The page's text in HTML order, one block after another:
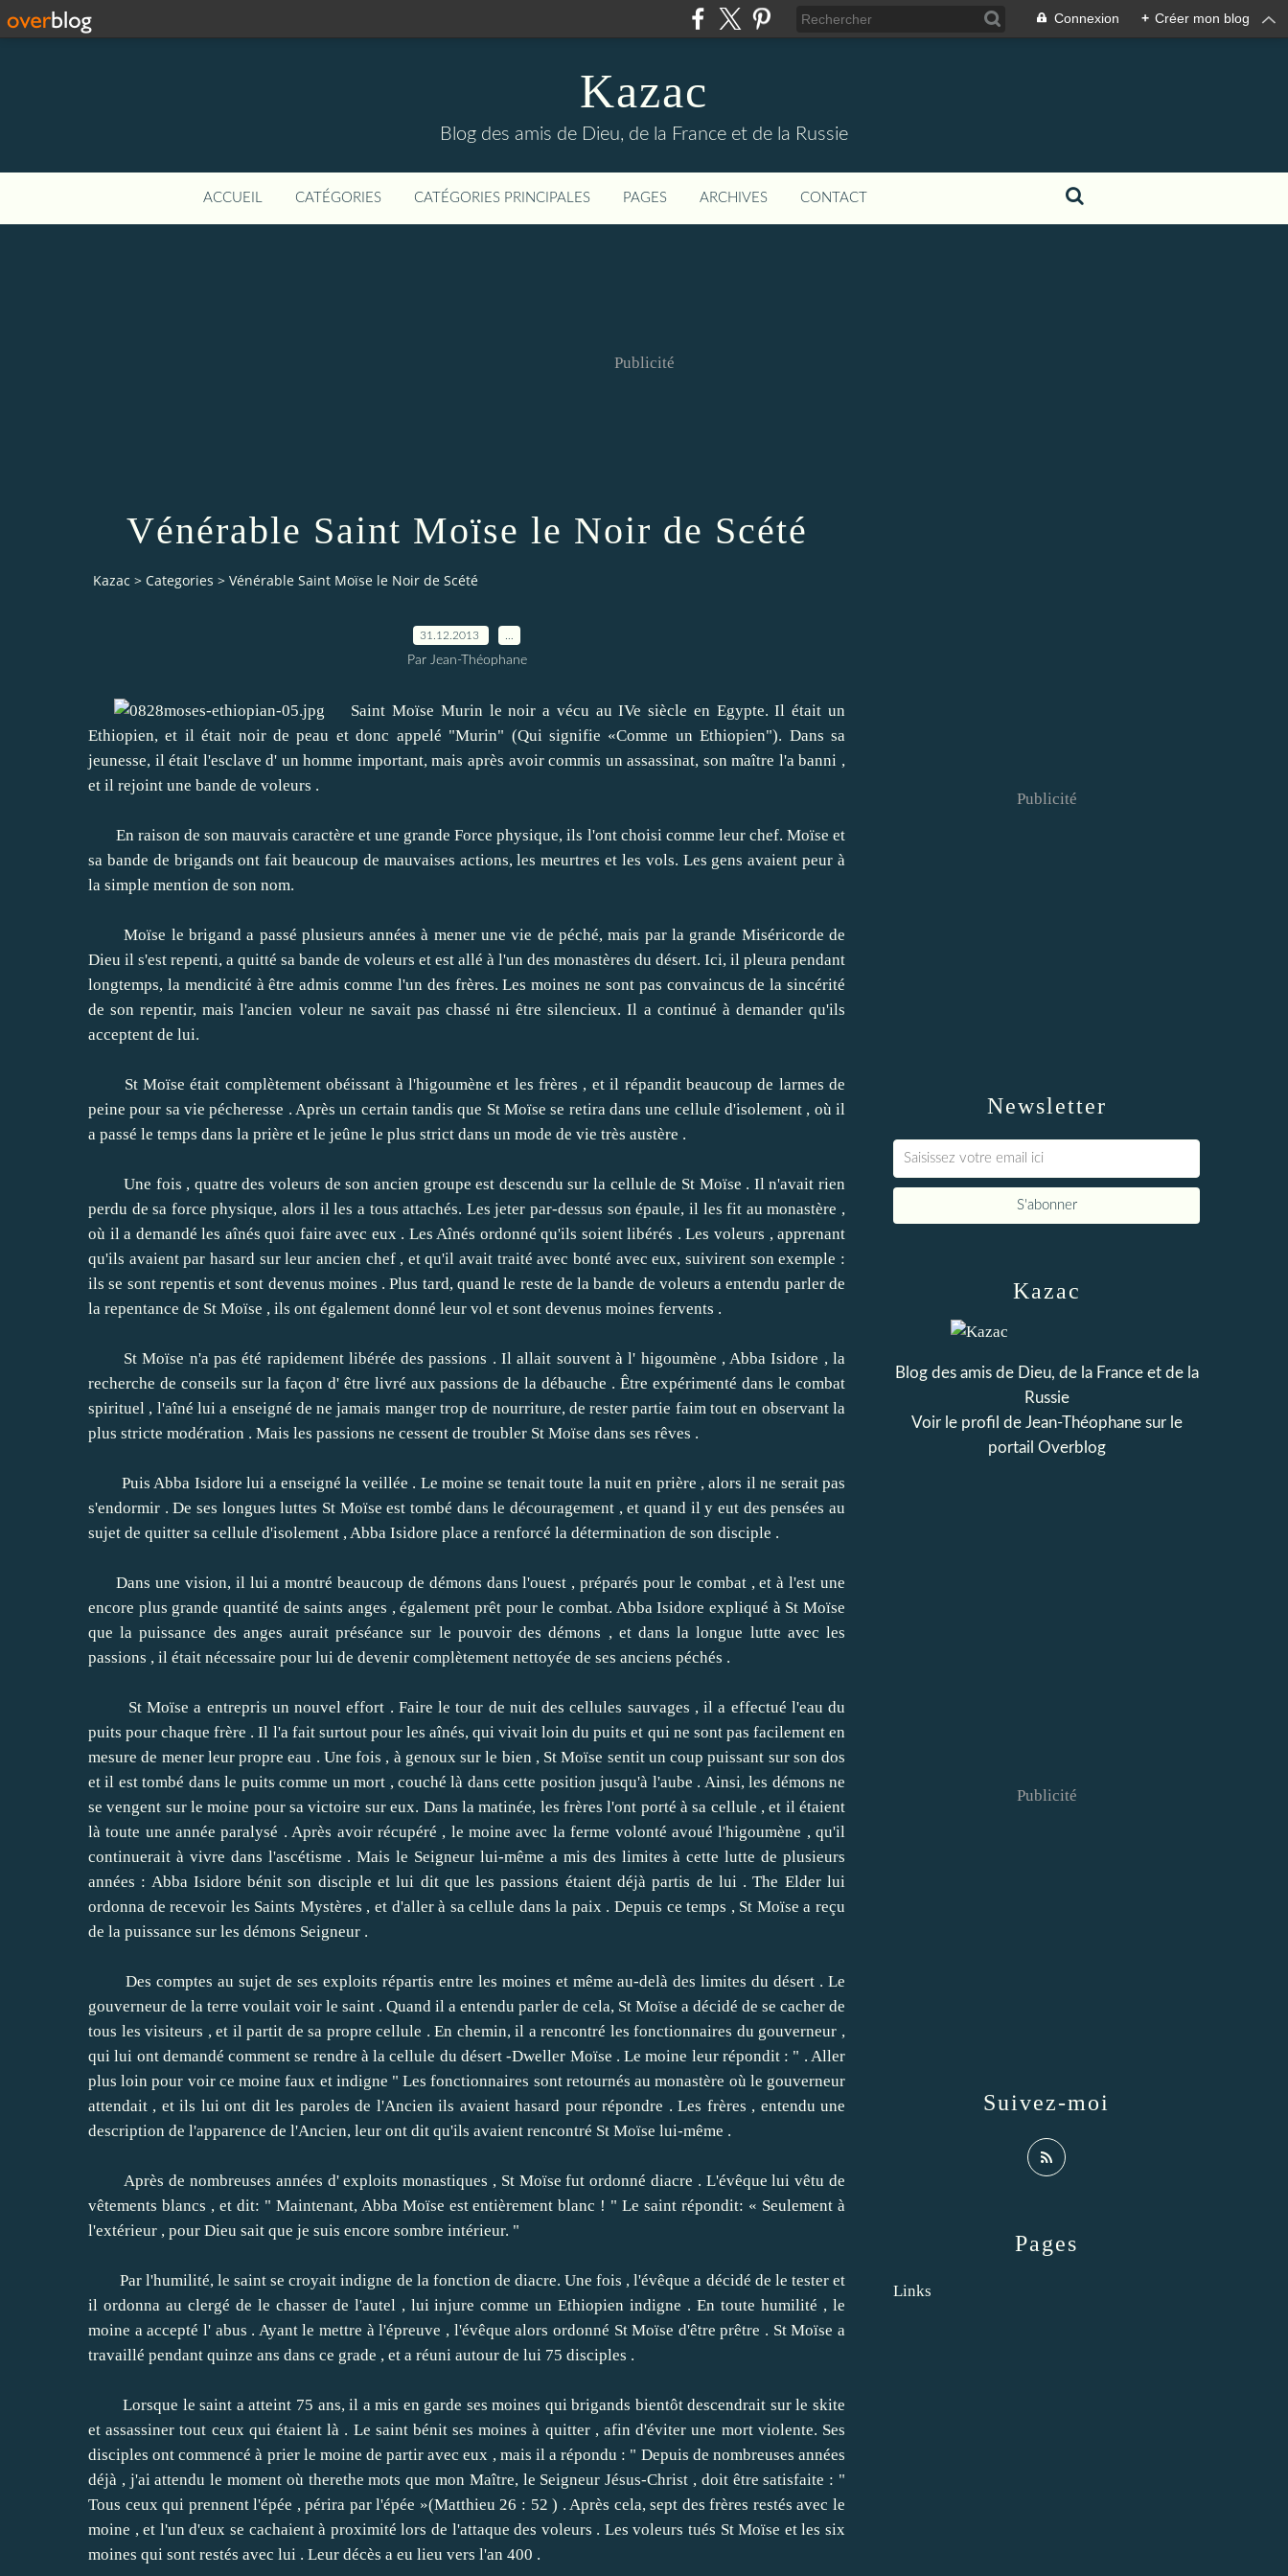
Connexion + Créer mon blog
Kazac
Blog des amis de Dieu, de la France et de la Russie
ACCUEIL CATÉGORIES CATÉGORIES PRINCIPALES PAGES ARCHIVES CONTACT
Publicité
Vénérable Saint Moïse le Noir de Scété
Kazac > Categories > Vénérable Saint Moïse le Noir de Scété
31.12.2013
Par Jean-Théophane
Saint Moïse Murin le noir a vécu au IVe siècle en Egypte. Il était un
Ethiopien, et il était noir de peau et donc appelé "Murin" (Qui signifie «Comme un Ethiopien"). Dans sa
jeunesse, il était l'esclave d' un homme important, mais après avoir commis un assassinat, son maître l'a banni ,
et il rejoint une bande de voleurs .
En raison de son mauvais caractère et une grande Force physique, ils l'ont choisi comme leur chef. Moïse et
sa bande de brigands ont fait beaucoup de mauvaises actions, les meurtres et les vols. Les gens avaient peur à
la simple mention de son nom.
Moïse le brigand a passé plusieurs années à mener une vie de péché, mais par la grande Miséricorde de
Dieu il s'est repenti, a quitté sa bande de voleurs et est allé à l'un des monastères du désert. Ici, il pleura pendant
longtemps, la mendicité à être admis comme l'un des frères. Les moines ne sont pas convaincus de la sincérité
de son repentir, mais l'ancien voleur ne savait pas chassé ni être silencieux. Il a continué à demander qu'ils
acceptent de lui.
St Moïse était complètement obéissant à l'higoumène et les frères , et il répandit beaucoup de larmes de
peine pour sa vie pécheresse . Après un certain tandis que St Moïse se retira dans une cellule d'isolement , où il
a passé le temps dans la prière et le jeûne le plus strict dans un mode de vie très austère .
Une fois , quatre des voleurs de son ancien groupe est descendu sur la cellule de St Moïse . Il n'avait rien
perdu de sa force physique, alors il les a tous attachés. Les jeter par-dessus son épaule, il les fit au monastère ,
où il a demandé les aînés quoi faire avec eux . Les Aînés ordonné qu'ils soient libérés . Les voleurs , apprenant
qu'ils avaient par hasard sur leur ancien chef , et qu'il avait traité avec bonté avec eux, suivirent son exemple :
ils se sont repentis et sont devenus moines . Plus tard, quand le reste de la bande de voleurs a entendu parler de
la repentance de St Moïse , ils ont également donné leur vol et sont devenus moines fervents .
St Moïse n'a pas été rapidement libérée des passions . Il allait souvent à l' higoumène , Abba Isidore , la
recherche de conseils sur la façon d' être livré aux passions de la débauche . Être expérimenté dans le combat
spirituel , l'aîné lui a enseigné de ne jamais manger trop de nourriture, de rester partie faim tout en observant la
plus stricte modération . Mais les passions ne cessent de troubler St Moïse dans ses rêves .
Puis Abba Isidore lui a enseigné la veillée . Le moine se tenait toute la nuit en prière , alors il ne serait pas
s'endormir . De ses longues luttes St Moïse est tombé dans le découragement , et quand il y eut des pensées au
sujet de quitter sa cellule d'isolement , Abba Isidore place a renforcé la détermination de son disciple .
Dans une vision, il lui a montré beaucoup de démons dans l'ouest , préparés pour le combat , et à l'est une
encore plus grande quantité de saints anges , également prêt pour le combat. Abba Isidore expliqué à St Moïse
que la puissance des anges aurait préséance sur le pouvoir des démons , et dans la longue lutte avec les
passions , il était nécessaire pour lui de devenir complètement nettoyée de ses anciens péchés .
St Moïse a entrepris un nouvel effort . Faire le tour de nuit des cellules sauvages , il a effectué l'eau du
puits pour chaque frère . Il l'a fait surtout pour les aînés, qui vivait loin du puits et qui ne sont pas facilement en
mesure de mener leur propre eau . Une fois , à genoux sur le bien , St Moïse sentit un coup puissant sur ​​son dos
et il est tombé dans le puits comme un mort , couché là dans cette position jusqu'à l'aube . Ainsi, les démons ne
se vengent sur ​​le moine pour sa victoire sur eux. Dans la matinée, les frères l'ont porté à sa cellule , et il étaient
là toute une année paralysé . Après avoir récupéré , le moine avec la ferme volonté avoué l'higoumène , qu'il
continuerait à vivre dans l'ascétisme . Mais le Seigneur lui-même a mis des limites à cette lutte de plusieurs
années : Abba Isidore bénit son disciple et lui dit que les passions étaient déjà partis de lui . The Elder lui
ordonna de recevoir les Saints Mystères , et d'aller à sa cellule dans la paix . Depuis ce temps , St Moïse a reçu
de la puissance sur les démons Seigneur .
Des comptes au sujet de ses exploits répartis entre les moines et même au-delà des limites du désert . Le
gouverneur de la terre voulait voir le saint . Quand il a entendu parler de cela, St Moïse a décidé de se cacher de
tous les visiteurs , et il partit de sa propre cellule . En chemin, il a rencontré les fonctionnaires du gouverneur ,
qui lui ont demandé comment se rendre à la cellule du désert -Dweller Moïse . Le moine leur répondit : " . Aller
plus loin pour voir ce moine faux et indigne " Les fonctionnaires sont retournés au monastère où le gouverneur
attendait , et ils lui ont dit les paroles de l'Ancien ils avaient hasard pour répondre . Les frères , entendu une
description de l'apparence de l'Ancien, leur ont dit qu'ils avaient rencontré St Moïse lui-même .
Après de nombreuses années d' exploits monastiques , St Moïse fut ordonné diacre . L'évêque lui vêtu de
vêtements blancs , et dit: " Maintenant, Abba Moïse est entièrement blanc ! " Le saint répondit: « Seulement à
l'extérieur , pour Dieu sait que je suis encore sombre intérieur. "
Par l'humilité, le saint se croyait indigne de la fonction de diacre. Une fois , l'évêque a décidé de le tester et
il ordonna au clergé de le chasser de l'autel , lui injure comme un Ethiopien indigne . En toute humilité , le
moine a accepté l' abus . Ayant le mettre à l'épreuve , l'évêque alors ordonné St Moïse d'être prêtre . St Moïse a
travaillé pendant quinze ans dans ce grade , et a réuni autour de lui 75 disciples .
Lorsque le saint a atteint 75 ans, il a mis en garde ses moines qui brigands bientôt descendrait sur ​​le skite
et assassiner tout ceux qui étaient là . Le saint bénit ses moines à quitter , afin d'éviter une mort violente. Ses
disciples ont commencé à prier le moine de partir avec eux , mais il a répondu : " Depuis de nombreuses années
déjà , j'ai attendu le moment où therethe mots que mon Maître, le Seigneur Jésus-Christ , doit être satisfaite : "
Tous ceux qui prennent l'épée , périra par l'épée »(Matthieu 26 : 52 ) . Après cela, sept des frères restés avec le
moine , et l'un d'eux se cachaient à proximité lors de l'attaque des voleurs . Les voleurs tués St Moïse et les six
moines qui sont restés avec lui . Leur décès a eu lieu vers l'an 400 .
Newsletter
Publicité
Pages
Links
Kazac
Blog des amis de Dieu, de la France et de la
Russie
Voir le profil de Jean-Théophanesur le
portail Overblog
Suivez-moi
Publicité